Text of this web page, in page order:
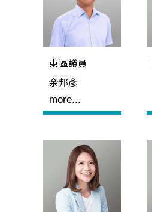
東區議員
余邦彥
more...